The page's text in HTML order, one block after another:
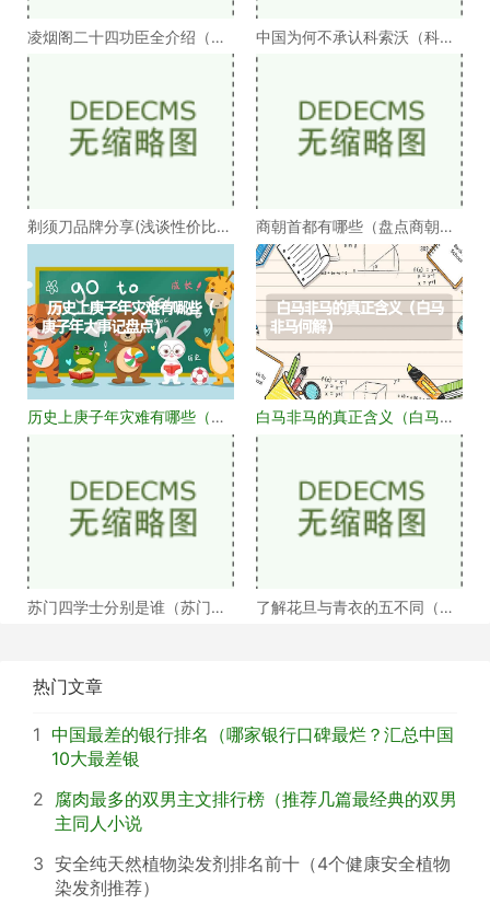
凌烟阁二十四功臣全介绍（凌
烟阁二十四功臣排
中国为何不承认科索沃（科索
沃为何不被承认）
剃须刀品牌分享(浅谈性价比高
的剃须刀品牌）
商朝首都有哪些（盘点商朝的
十几个首都）
历史上庚子年灾难有哪些（庚
子年大事记盘点）
白马非马的真正含义（白马非
马何解）
苏门四学士分别是谁（苏门四
了解花旦与青衣的五不同（浅
热门文章
1 中国最差的银行排名（哪家银行口碑最烂？汇总中国
10大最差银
2 腐肉最多的双男主文排行榜（推荐几篇最经典的双男
主同人小说
3 安全纯天然植物染发剂排名前十（4个健康安全植物
染发剂推荐）